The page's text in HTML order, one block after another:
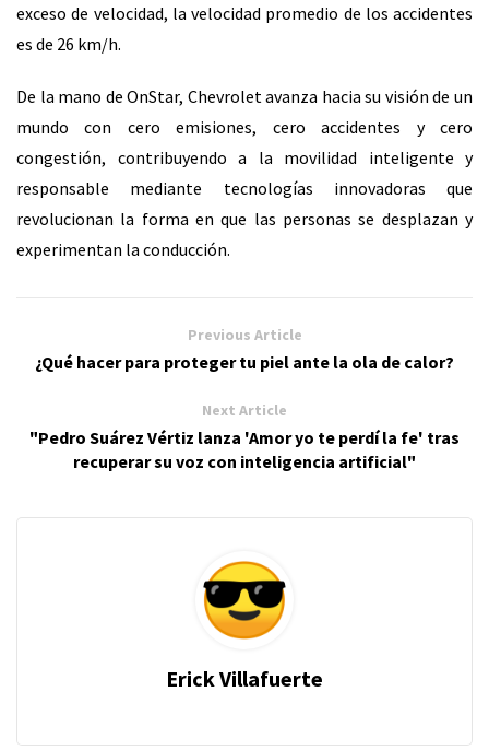
exceso de velocidad, la velocidad promedio de los accidentes
es de 26 km/h.
De la mano de OnStar, Chevrolet avanza hacia su visión de un
mundo con cero emisiones, cero accidentes y cero
congestión, contribuyendo a la movilidad inteligente y
responsable mediante tecnologías innovadoras que
revolucionan la forma en que las personas se desplazan y
experimentan la conducción.
Previous Article
¿Qué hacer para proteger tu piel ante la ola de calor?
Next Article
"Pedro Suárez Vértiz lanza 'Amor yo te perdí la fe' tras
recuperar su voz con inteligencia artificial"
Erick Villafuerte